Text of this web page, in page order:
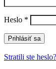
Heslo * Povinné
Prihlásiť sa
Stratili ste heslo?